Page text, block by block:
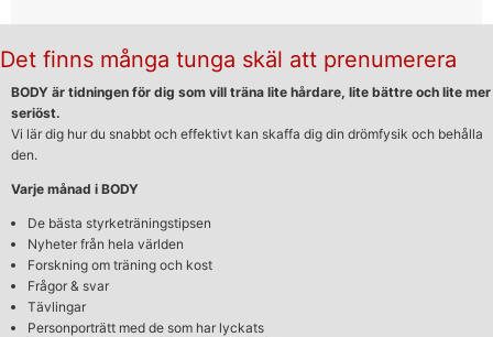
Det finns många tunga skäl att prenumerera
BODY är tidningen för dig som vill träna lite hårdare, lite bättre och lite mer
seriöst.
Vi lär dig hur du snabbt och effektivt kan skaffa dig din drömfysik och behålla
den.
Varje månad i BODY
De bästa styrketräningstipsen
Nyheter från hela världen
Forskning om träning och kost
Frågor & svar
Tävlingar
Personporträtt med de som har lyckats